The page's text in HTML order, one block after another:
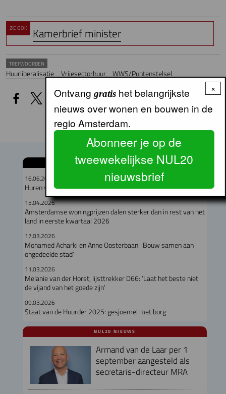
ZIE OOK Kamerbrief minister
TREFWOORDEN
Huurliberalisatie Vrijesectorhuur WWS/Puntenstelsel
GERELATEERDE ARTIKELEN
16.06.2026
Huren stijgen, woonquote daalt
15.04.2026
Amsterdamse woningprijzen dalen sterker dan in rest van het
land in eerste kwartaal 2026
17.03.2026
Mohamed Acharki en Anne Oosterbaan: ‘Bouw samen aan
ongedeelde stad’
11.03.2026
Melanie van der Horst, lijsttrekker D66: ‘Laat het beste niet
de vijand van het goede zijn’
09.03.2026
Staat van de Huurder 2025: gesjoemel met borg
NUL20 NIEUWS
Armand van de Laar per 1
september aangesteld als
secretaris-directeur MRA
×
Ontvang gratishet belangrijkste
nieuws over wonen en bouwen in de
regio Amsterdam.
Abonneer je op de
tweewekelijkse NUL20
nieuwsbrief